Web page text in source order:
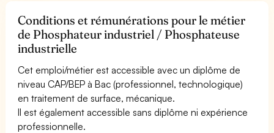
Conditions et rémunérations pour le métier
de Phosphateur industriel / Phosphateuse
industrielle
Cet emploi/métier est accessible avec un diplôme de
niveau CAP/BEP à Bac (professionnel, technologique)
en traitement de surface, mécanique.
Il est également accessible sans diplôme ni expérience
professionnelle.